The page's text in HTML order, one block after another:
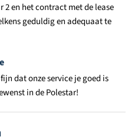
2 en het contract met de lease
geduldig en adequaat te
dat onze service je goed is
in de Polestar!